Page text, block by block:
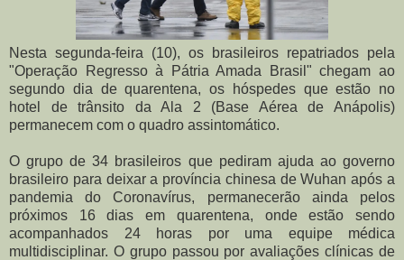
Nesta segunda-feira (10), os brasileiros repatriados pela
"Operação Regresso à Pátria Amada Brasil" chegam ao
segundo dia de quarentena, os hóspedes que estão no
hotel de trânsito da Ala 2 (Base Aérea de Anápolis)
permanecem com o quadro assintomático.
O grupo de 34 brasileiros que pediram ajuda ao governo
brasileiro para deixar a província chinesa de Wuhan após a
pandemia do Coronavírus, permanecerão ainda pelos
próximos 16 dias em quarentena, onde estão sendo
acompanhados 24 horas por uma equipe médica
multidisciplinar. O grupo passou por avaliações clínicas de